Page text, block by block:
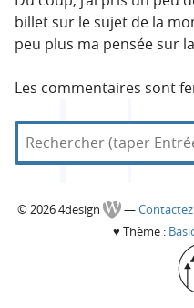
billet sur le sujet de la
peu plus ma pensée sur
Les commentaires sont
R
R
e
d
4
C
© 2026 4design —
♥ Thème :